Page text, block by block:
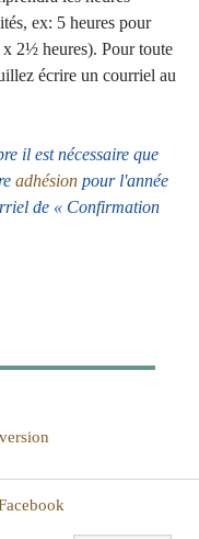
ex: 5 heures pour
2½ heures). Pour toute
écrire un courriel au
il est nécessaire que
adhésion pour l'année
de « Confirmation